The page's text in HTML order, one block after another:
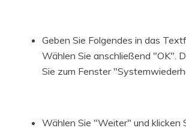
Geben Sie Folgendes in das
Wählen Sie anschließend "OK".
Sie zum Fenster
Wählen Sie "Weiter" und klicken